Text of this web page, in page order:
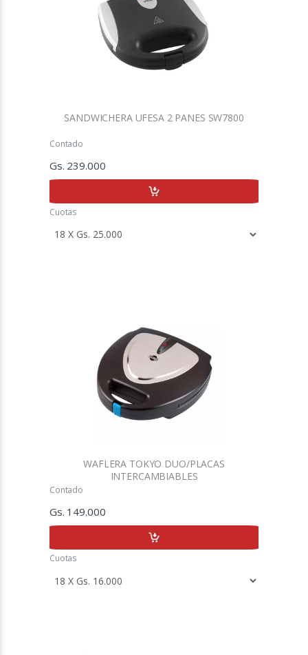
SANDWICHERA UFESA 2 PANES SW7800
Contado
Gs. 239.000
Cuotas
WAFLERA TOKYO DUO/PLACAS
INTERCAMBIABLES
Contado
Gs. 149.000
Cuotas